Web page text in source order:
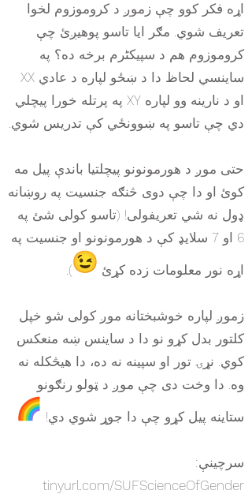
اړه فکر کوو چې زموږ د کروموزوم لخوا
تعریف شوي. مګر ایا تاسو پوهیږئ چې
کروموزوم هم د سپیکٹرم برخه ده؟ په
ساینسي لحاظ دا د ښځو لپاره د عادي XX
او د نارینه وو لپاره XY په پرتله خورا پیچلي
دي چې تاسو په ښوونځي کې تدریس شوي.
حتی موږ د هورمونونو پیچلتیا باندې پیل مه
کوئ او دا چې دوی څنګه جنسیت په روښانه
ډول نه شي تعریفولی! (تاسو کولی شئ په
6 او 7 سلایډ کې د هورمونونو او جنسیت په
اړه نور معلومات زده کړئ ).
زموږ لپاره خوشبختانه موږ کولی شو خپل
کلتور بدل کړو نو دا د ساینس ښه منعکس
کوي. نړۍ تور او سپینه نه ده، دا هیڅکله نه
وه. دا وخت دی چې موږ د ټولو رنګونو
ستاینه پیل کړو چې دا جوړ شوي دي!
سرچینې:
tinyurl.com/SUFScienceOfGender